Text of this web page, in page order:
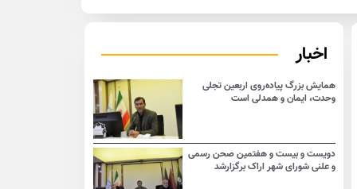
اخبار
همایش بزرگ پیاده‌روی اربعین تجلی
وحدت، ایمان و همدلی است
دویست و بیست و هفتمین صحن رسمی
و علنی شورای شهر اراک برگزارشد